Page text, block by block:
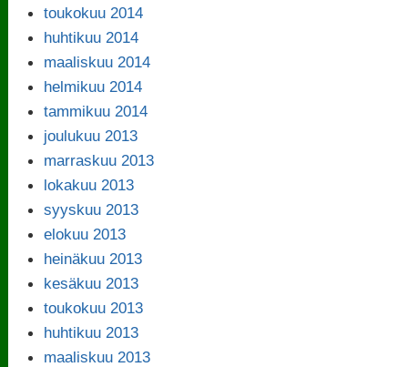
toukokuu 2014
huhtikuu 2014
maaliskuu 2014
helmikuu 2014
tammikuu 2014
joulukuu 2013
marraskuu 2013
lokakuu 2013
syyskuu 2013
elokuu 2013
heinäkuu 2013
kesäkuu 2013
toukokuu 2013
huhtikuu 2013
maaliskuu 2013